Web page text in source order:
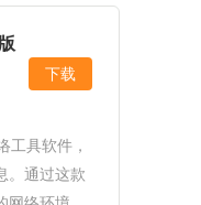
下载
工具软件，
。通过这款